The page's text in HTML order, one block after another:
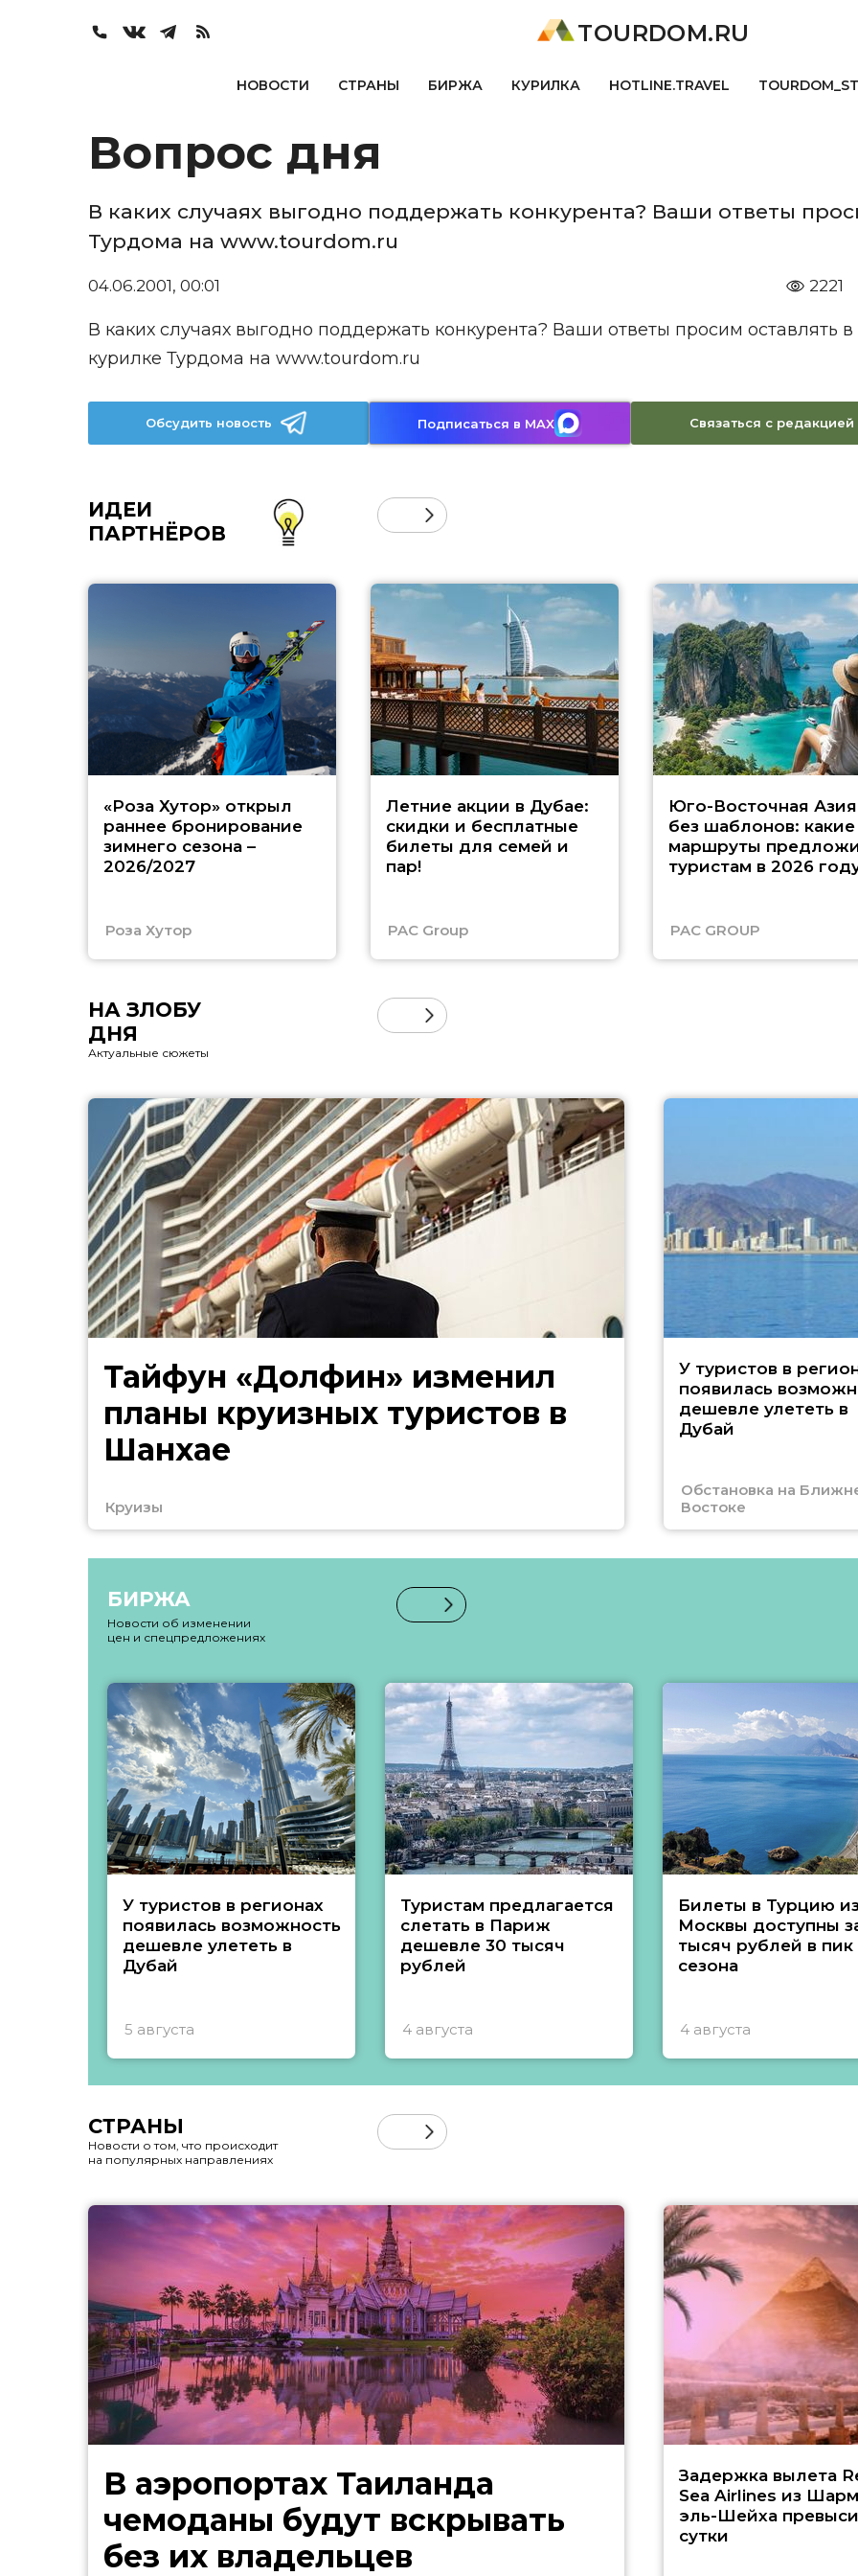
TOURDOM.RU
НОВОСТИ СТРАНЫ БИРЖА КУРИЛКА HOTLINE.TRAVEL
Вопрос дня
В каких случаях выгодно поддержать конкурента? Ваши ответы
Турдома на www.tourdom.ru
04.06.2001, 00:01 2221
В каких случаях выгодно поддержать конкурента? Ваши ответы просим оставлять в
курилке Турдома на www.tourdom.ru
Обсудить новость Подписаться в MAX Связаться с редакцией
ИДЕИ
ПАРТНЁРОВ
«Роза Хутор» открыл
раннее бронирование
зимнего сезона –
2026/2027
Роза Хутор
Летние акции в Дубае:
скидки и бесплатные
билеты для семей и
пар!
PAC Group
Юго-Восточная Азия
без шаблонов: какие
маршруты
туристам в 2026
PAC GROUP
НА ЗЛОБУ
ДНЯ
Актуальные сюжеты
Тайфун «Долфин» изменил
планы круизных туристов в
Шанхае
Круизы
У туристов в
появилась
дешевле улететь в
Дубай
Обстановка на
Востоке
БИРЖА
Новости об изменении
цен и спецпредложениях
У туристов в регионах
появилась возможность
дешевле улететь в
Дубай
5 августа
Туристам предлагается
слетать в Париж
дешевле 30 тысяч
рублей
4 августа
Билеты в Турцию из
Москвы доступны
тысяч рублей в пик
сезона
4 августа
СТРАНЫ
Новости о том, что происходит
на популярных направлениях
В аэропортах Таиланда
чемоданы будут вскрывать
без их владельцев
Задержка вылета
Sea Airlines из
эль-Шейха
сутки